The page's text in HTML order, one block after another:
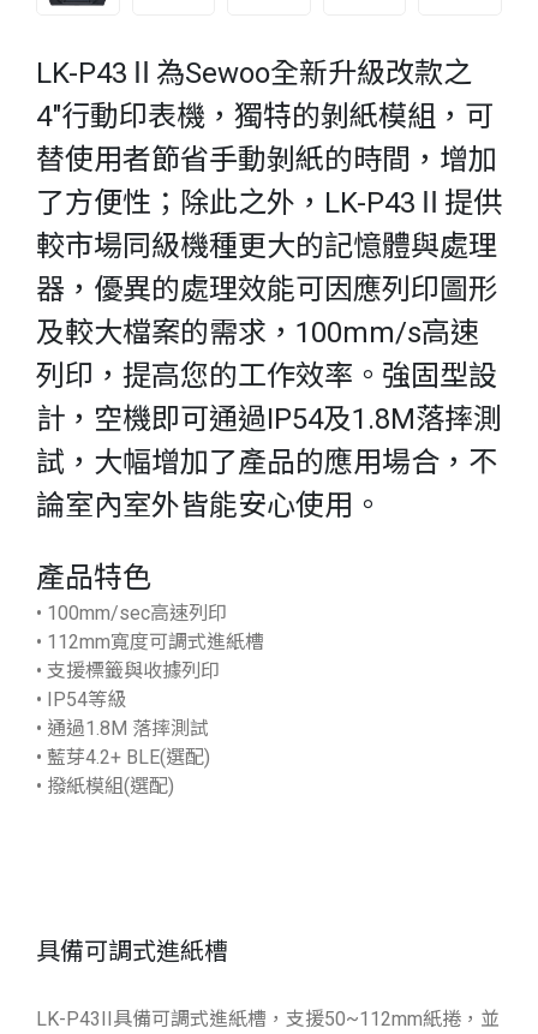
LK-P43Ⅱ為Sewoo全新升級改款之
4"行動印表機，獨特的剝紙模組，可
替使用者節省手動剝紙的時間，增加
了方便性；除此之外，LK-P43Ⅱ提供
較市場同級機種更大的記憶體與處理
器，優異的處理效能可因應列印圖形
及較大檔案的需求，100mm/s高速
列印，提高您的工作效率。強固型設
計，空機即可通過IP54及1.8M落摔測
試，大幅增加了產品的應用場合，不
論室內室外皆能安心使用。
產品特色
• 100mm/sec高速列印
• 112mm寬度可調式進紙槽
• 支援標籤與收據列印
• IP54等級
• 通過1.8M 落摔測試
• 藍芽4.2+ BLE(選配)
• 撥紙模組(選配)
具備可調式進紙槽
LK-P43II具備可調式進紙槽，支援50~112mm紙捲，並